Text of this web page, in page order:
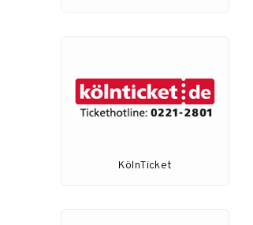
KölnTicket